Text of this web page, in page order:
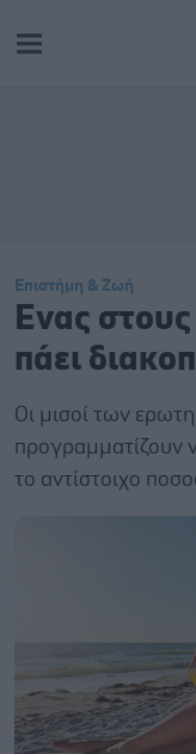
Επιστήμη & Ζωή
Ενας
πάει
Οι μισοί των
προγραμματίζουν
το αντίστοιχο